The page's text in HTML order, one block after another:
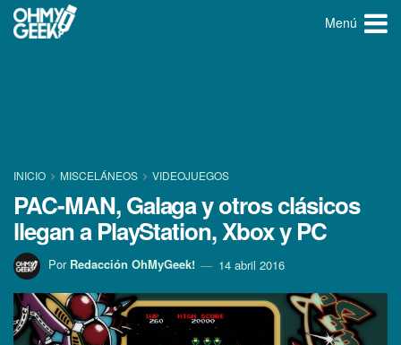
Menú
INICIO MISCELÁNEOS VIDEOJUEGOS
PAC-MAN, Galaga y otros clásicos
llegan a PlayStation, Xbox y PC
Por Redacción OhMyGeek! 14 abril 2016